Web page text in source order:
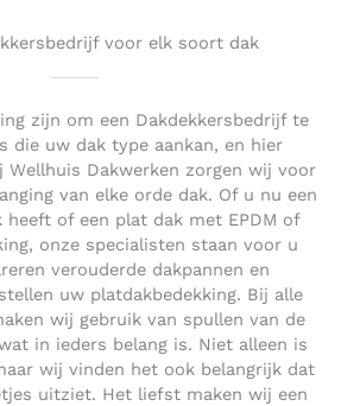
voor elk soort dak
zijn om een Dakdekkersbedrijf te
die uw dak type aankan, en hier
Wellhuis Dakwerken zorgen wij voor
van elke orde dak. Of u nu een
heeft of een plat dak met EPDM of
onze specialisten staan voor u
verouderde dakpannen en
uw platdakbedekking. Bij alle
wij gebruik van spullen van de
in ieders belang is. Niet alleen is
wij vinden het ook belangrijk dat
uitziet. Het liefst maken wij een